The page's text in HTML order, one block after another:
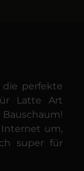
die perfekte
Latte Art
Internet um,
super für